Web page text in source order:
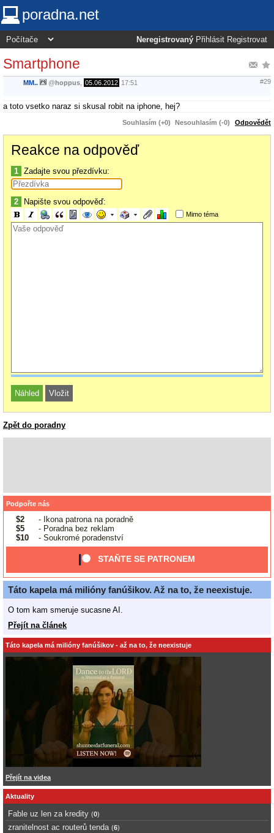
poradna.net
Neregistrovaný Přihlásit Registrovat
Smartphone
MM.. @hoppus 05.06.2012 17:51 #29
a toto vsetko naraz si skusal robit na iphone, hej?
Souhlasím (+0) Nesouhlasím (-0) Odpovědět
Reakce na odpověď
1 Zadajte svou přezdívku:
2 Napište svou odpověď:
Mimo téma
Zpět do poradny
Podpořte nás
$2
- Ikona patrona na poradně
$5
- Poradna bez reklam
$10
- Soukromé poradenství
STAŇTE SE PATRONEM
Táto kapela má milióny fanúšikov. Až na to, že neexistuje.
O tom kam smeruje sucasne AI.
Přejít na článek
Táto kapela má milióny fanúšikov - až na to, že neexistuje
Přejít na videa
Aktuality
Fable uz len za kredity (0)
zranitelnost ac routerů tenda (6)